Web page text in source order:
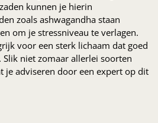
kunnen je hierin
zoals ashwagandha staan
om je stressniveau te verlagen.
voor een sterk lichaam dat goed
Slik niet zomaar allerlei soorten
je adviseren door een expert op dit